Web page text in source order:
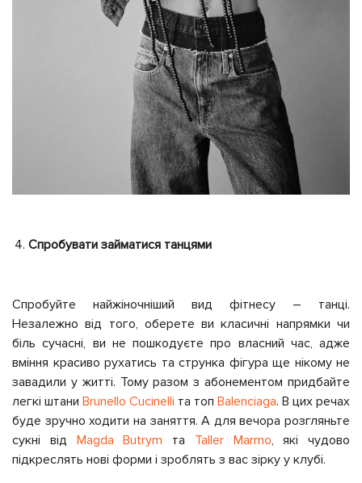
Спробувати займатися танцями
Спробуйте найжіночніший вид фітнесу – танці.
Незалежно від того, оберете ви класичні напрямки чи
біль сучасні, ви не пошкодуєте про власний час, адже
вміння красиво рухатись та струнка фігура ще нікому не
завадили у житті. Тому разом з абонементом придбайте
легкі штани Brunello Cucinelli та топ Balenciaga. В цих речах
буде зручно ходити на заняття. А для вечора розгляньте
сукні від Magda Butrym та Taller Marmo, які чудово
підкреслять нові форми і зроблять з вас зірку у клубі.